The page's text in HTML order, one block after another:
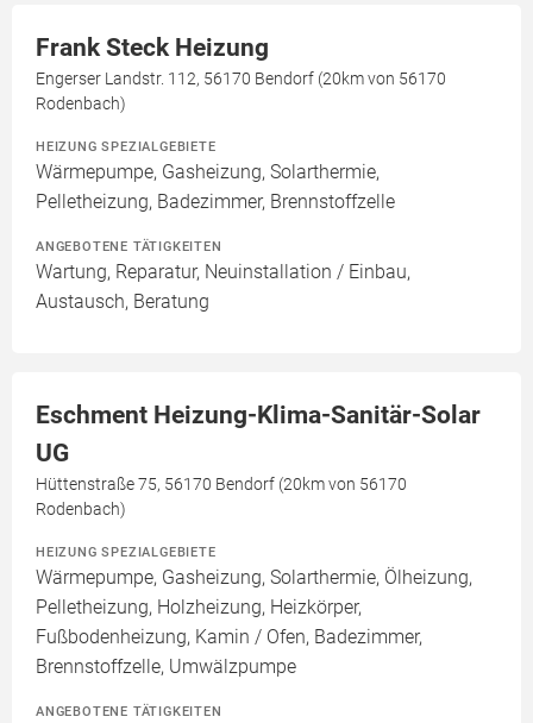
Frank Steck Heizung
Engerser Landstr. 112, 56170 Bendorf (20km von 56170
Rodenbach)
HEIZUNG SPEZIALGEBIETE
Wärmepumpe, Gasheizung, Solarthermie,
Pelletheizung, Badezimmer, Brennstoffzelle
ANGEBOTENE TÄTIGKEITEN
Wartung, Reparatur, Neuinstallation / Einbau,
Austausch, Beratung
Eschment Heizung-Klima-Sanitär-Solar
UG
Hüttenstraße 75, 56170 Bendorf (20km von 56170
Rodenbach)
HEIZUNG SPEZIALGEBIETE
Wärmepumpe, Gasheizung, Solarthermie, Ölheizung,
Pelletheizung, Holzheizung, Heizkörper,
Fußbodenheizung, Kamin / Ofen, Badezimmer,
Brennstoffzelle, Umwälzpumpe
ANGEBOTENE TÄTIGKEITEN